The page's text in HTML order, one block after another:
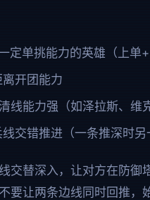
定单挑能力的英雄（上单+
开团能力
线能力强（如泽拉斯、维
交错推进（一条推深时另
交替深入，让对方在防
让两条边线同时回推，